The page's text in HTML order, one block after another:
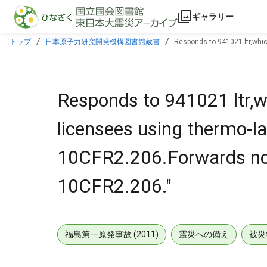
本文に飛ぶ
ギャラリー
トップ 日本原子力研究開発機構図書館蔵書
Responds to 941021
Responds to 941021
licensees using thermo-
10CFR2.206.Forwards
10CFR2.206."
福島第一原発事故 (2011) 震災への備え 被災